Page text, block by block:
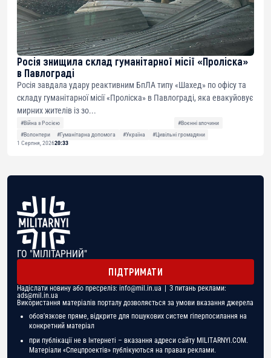
Росія знищила склад гуманітарної місії «Проліска»
в Павлограді
Росія завдала удару реактивним БпЛА типу «Шахед» по офісу та
складу гуманітарної місії «Проліска» в Павлограді, яка евакуйовує
мирних жителів із зо...
#Війна з Росією
#Воєнні злочини
#Волонтери
#Гуманітарна допомога #Україна
#Цивільні громадяни
1 Серпня, 202620:33
ГО "МІЛІТАРНИЙ"
ПІДТРИМАТИ
Надіслати новину або пресреліз: info@mil.in.ua | З питань реклами:
ads@mil.in.ua
Використання матеріалів порталу дозволяється за умови вказання джерела
обов'язкове пряме, відкрите для пошукових систем гіперпосилання на
конкретний матеріал
при публікації не в Інтернеті – вказання адреси сайту MILITARNYI.COM.
Матеріали «Спецпроектів» публікуються на правах реклами.